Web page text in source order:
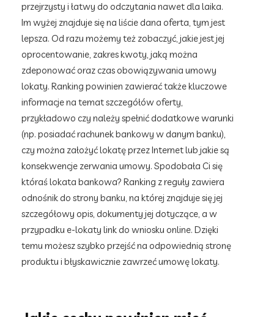
przejrzysty i łatwy do odczytania nawet dla laika.
Im wyżej znajduje się na liście dana oferta, tym jest
lepsza. Od razu możemy też zobaczyć, jakie jest jej
oprocentowanie, zakres kwoty, jaką można
zdeponować oraz czas obowiązywania umowy
lokaty. Ranking powinien zawierać także kluczowe
informacje na temat szczegółów oferty,
przykładowo czy należy spełnić dodatkowe warunki
(np. posiadać rachunek bankowy w danym banku),
czy można założyć lokatę przez Internet lub jakie są
konsekwencje zerwania umowy. Spodobała Ci się
któraś lokata bankowa? Ranking z reguły zawiera
odnośnik do strony banku, na której znajduje się jej
szczegółowy opis, dokumenty jej dotyczące, a w
przypadku e-lokaty link do wniosku online. Dzięki
temu możesz szybko przejść na odpowiednią stronę
produktu i błyskawicznie zawrzeć umowę lokaty.